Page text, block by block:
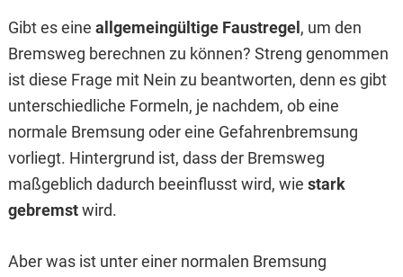
Gibt es eine allgemeingültige Faustregel , um den
Bremsweg berechnen zu können? Streng genommen
ist diese Frage mit Nein zu beantworten, denn es gibt
unterschiedliche Formeln, je nachdem, ob eine
normale Bremsung oder eine Gefahrenbremsung
vorliegt. Hintergrund ist, dass der Bremsweg
maßgeblich dadurch beeinflusst wird, wie stark
gebremstwird.
Aber was ist unter einer normalen Bremsung